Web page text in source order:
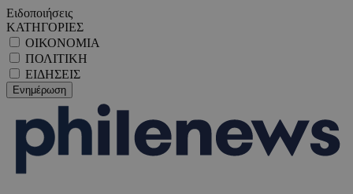
Ειδοποιήσεις
ΚΑΤΗΓΟΡΙΕΣ
ΟΙΚΟΝΟΜΙΑ
ΠΟΛΙΤΙΚΗ
ΕΙΔΗΣΕΙΣ